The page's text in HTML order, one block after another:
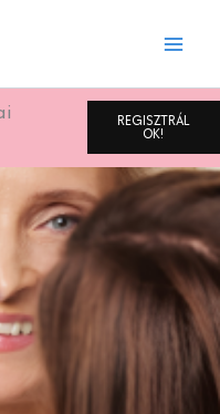
REGISZTRÁL
OK!